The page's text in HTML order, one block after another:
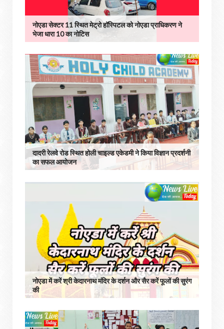
नोएडा सेक्टर 11 स्थित मेट्रो हॉस्पिटल को नोएडा प्राधिकरण ने
भेजा धारा 10 का नोटिस
दादरी रेलवे रोड स्थित होली चाइल्ड एकेडमी ने किया विज्ञान प्रदर्शनी
का सफल आयोजन
नोएडा में करें श्री केदारनाथ मंदिर के दर्शन और सैर करें फूलों की सुरंग
की